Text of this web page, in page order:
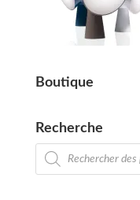
Boutique
Recherche
Recherche
de
produits